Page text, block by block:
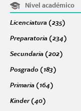
Nivel académico
Licenciatura (235)
Preparatoria (234)
Secundaria (202)
Posgrado (183)
Primaria (164)
Kinder (40)